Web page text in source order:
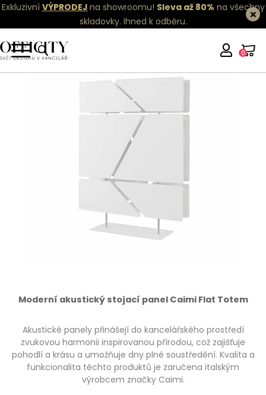
Exkluzivní VÝPRODEJ na showroomu! Sleva až 80% na všechny
skladovky. Ihned k odběru.
0
Moderní akustický stojací panel Caimi Flat Totem
Akustické panely přinášejí do kancelářského prostředí
zvukovou harmonii inspirovanou přírodou, což zajišťuje
pohodlí a krásu a umožňuje dny plné soustředění. Kvalita a
funkcionalita těchto produktů je zaručena italským
výrobcem značky Caimi.